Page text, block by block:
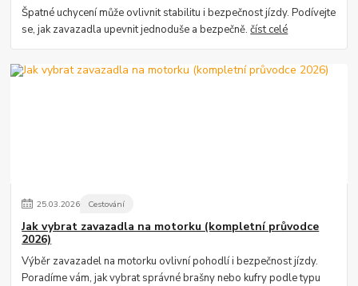
Špatné uchycení může ovlivnit stabilitu i bezpečnost jízdy. Podívejte
se, jak zavazadla upevnit jednoduše a bezpečně.číst celé
25.03.2026 Cestování
Jak vybrat zavazadla na motorku (kompletní průvodce
2026)
Výběr zavazadel na motorku ovlivní pohodlí i bezpečnost jízdy.
Poradíme vám, jak vybrat správné brašny nebo kufry podle typu